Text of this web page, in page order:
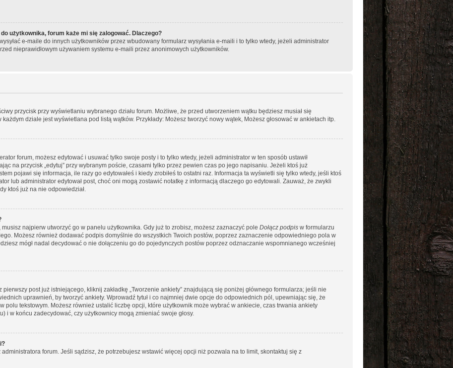
użytkownika, forum każe mi się zalogować. Dlaczego?
e-maile do innych użytkowników przez wbudowany formularz wysyłania e-maili i to tylko wtedy, jeżeli administrator
nieprawidłowym używaniem systemu e-maili przez anonimowych użytkowników.
przycisk przy wyświetlaniu wybranego działu forum. Możliwe, że przed utworzeniem wątku będziesz musiał się
dziale jest wyświetlana pod listą wątków. Przykłady: Możesz tworzyć nowy wątek, Możesz głosować w ankietach itp.
forum, możesz edytować i usuwać tylko swoje posty i to tylko wtedy, jeżeli administrator w ten sposób ustawił
na przycisk „edytuj” przy wybranym poście, czasami tylko przez pewien czas po jego napisaniu. Jeżeli ktoś już
pojawi się informacja, ile razy go edytowałeś i kiedy zrobiłeś to ostatni raz. Informacja ta wyświetli się tylko wtedy, jeśli ktoś
lub administrator edytował post, choć oni mogą zostawić notatkę z informacją dlaczego go edytowali. Zauważ, że zwykli
ktoś już na nie odpowiedział.
najpierw utworzyć go w panelu użytkownika. Gdy już to zrobisz, możesz zaznaczyć pole Dołącz podpis w formularzu
Możesz również dodawać podpis domyślnie do wszystkich Twoich postów, poprzez zaznaczenie odpowiedniego pola w
mógł nadal decydować o nie dołączeniu go do pojedynczych postów poprzez odznaczanie wspomnianego wcześniej
post już istniejącego, kliknij zakładkę „Tworzenie ankiety” znajdującą się poniżej głównego formularza; jeśli nie
uprawnień, by tworzyć ankiety. Wprowadź tytuł i co najmniej dwie opcje do odpowiednich pól, upewniając się, że
polu tekstowym. Możesz również ustalić liczbę opcji, które użytkownik może wybrać w ankiecie, czas trwania ankiety
i w końcu zadecydować, czy użytkownicy mogą zmieniać swoje głosy.
forum. Jeśli sądzisz, że potrzebujesz wstawić więcej opcji niż pozwala na to limit, skontaktuj się z